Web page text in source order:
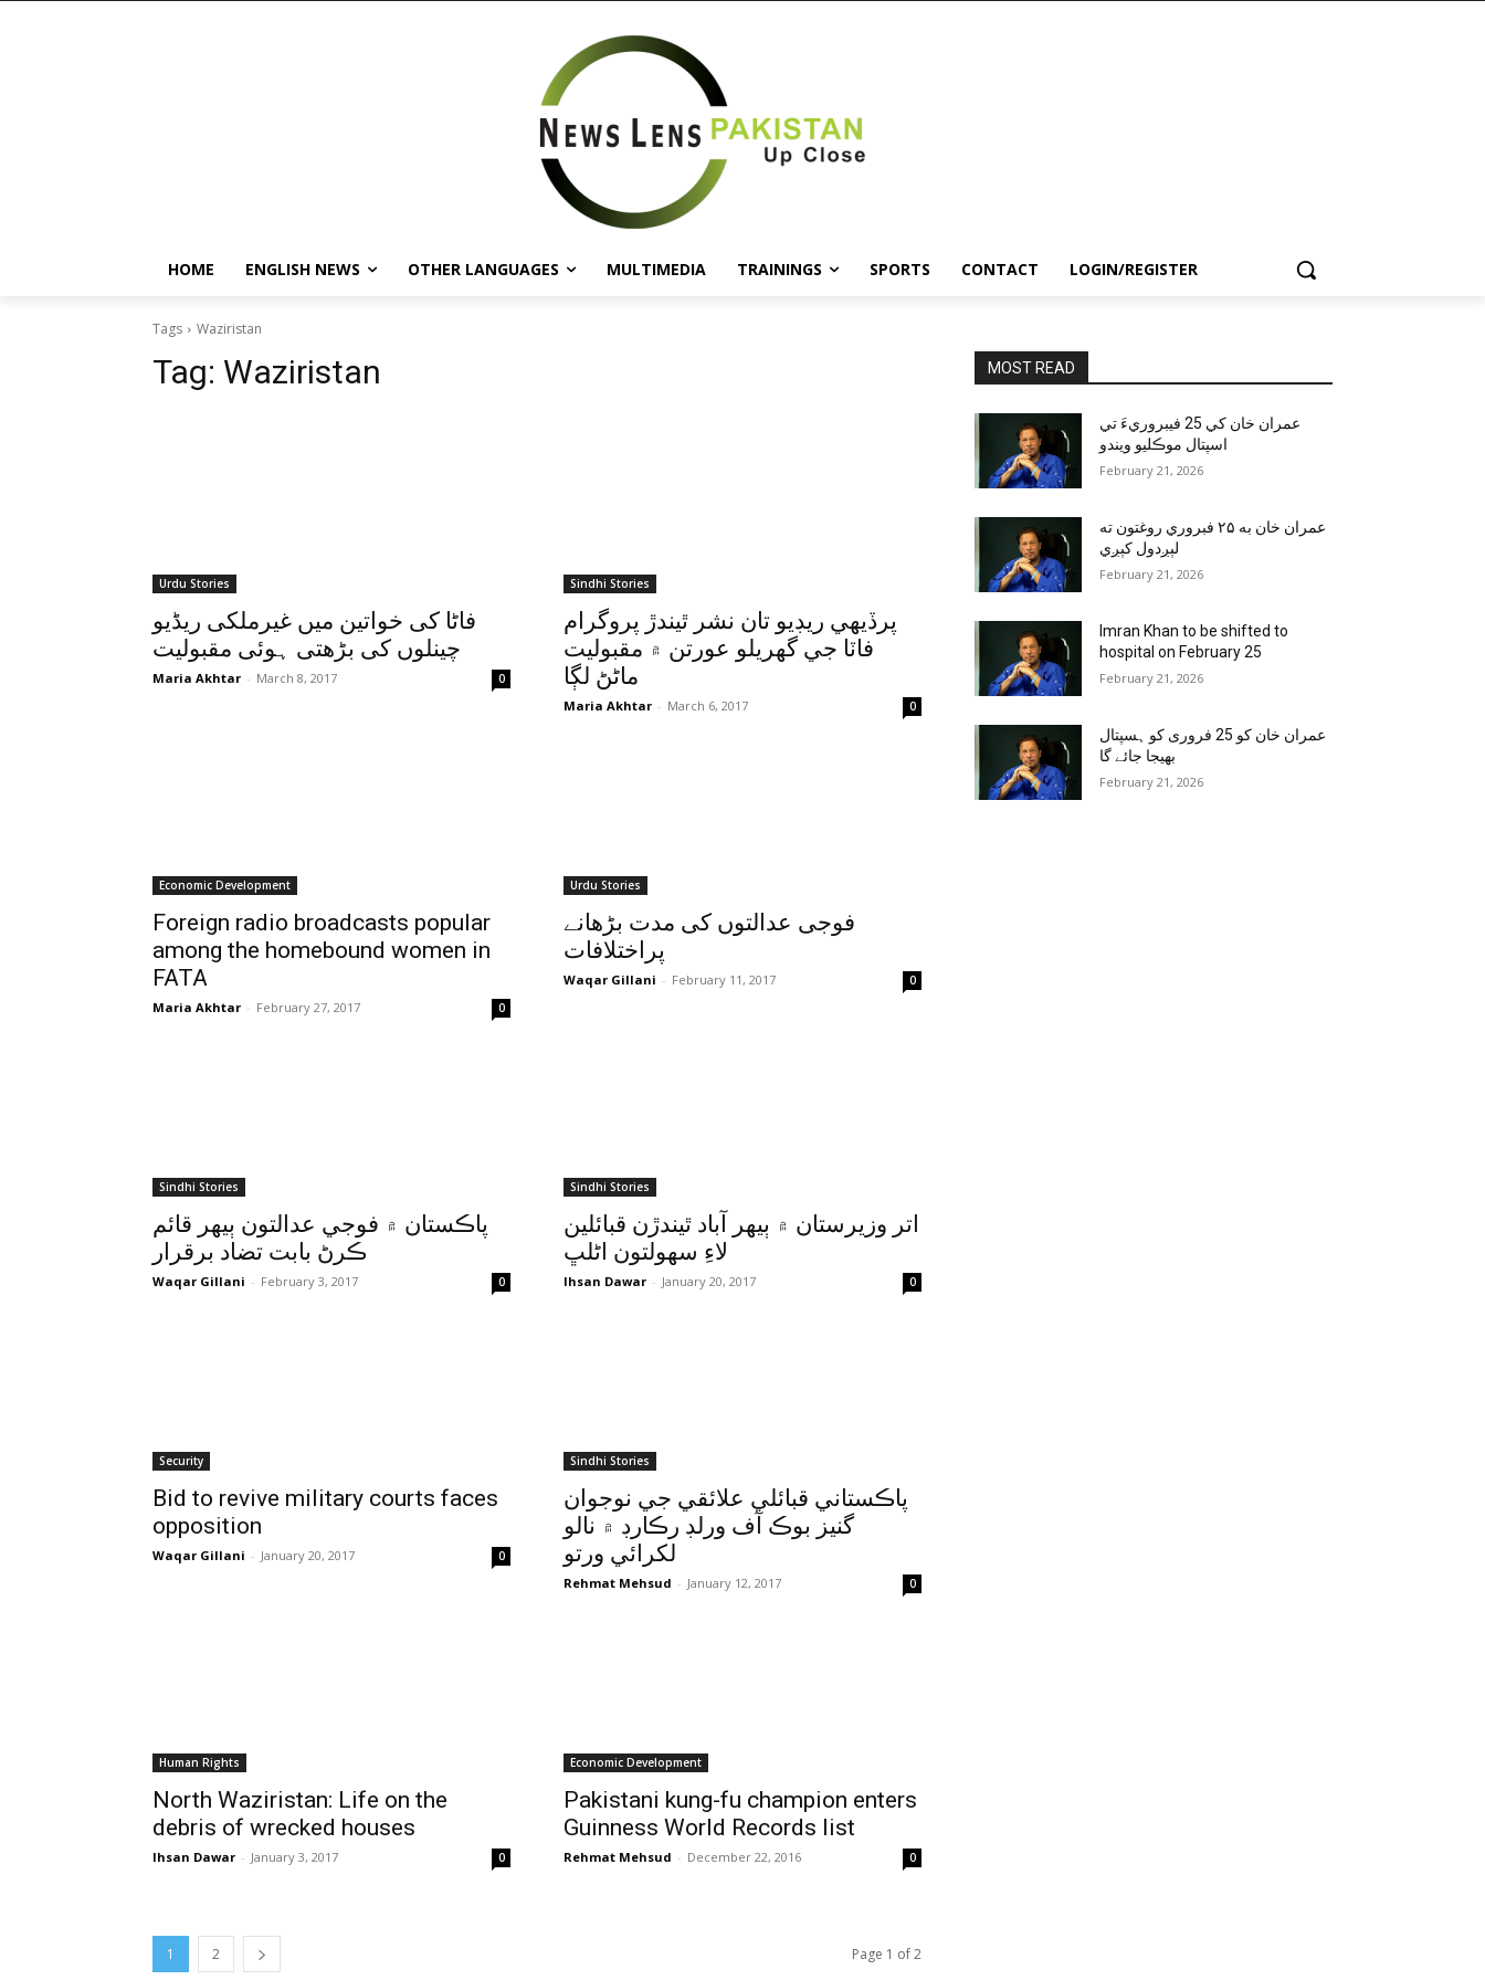
HOME ENGLISH NEWS OTHER LANGUAGES MULTIMEDIA TRAININGS SPORTS CONTACT LOGIN/REGISTER
Tags Waziristan
Tag: Waziristan
Urdu Stories
فاٹا کی خواتین میں غیرملکی ریڈیو
چینلوں کی بڑھتی ہوئی مقبولیت
Maria Akhtar - March 8, 2017 0
Sindhi Stories
پرڏيهي ريڊيو تان نشر ٿيندڙ پروگرام
فاٽا جي گھريلو عورتن ۾ مقبوليت
ماڻڻ لڳا
Maria Akhtar - March 6, 2017 0
Economic Development
Foreign radio broadcasts popular
among the homebound women in
FATA
Maria Akhtar - February 27, 2017 0
Urdu Stories
فوجی عدالتوں کی مدت بڑھانے
پراختلافات
Waqar Gillani - February 11, 2017 0
Sindhi Stories
پاڪستان ۾ فوجي عدالتون ٻيهر قائم
ڪرڻ بابت تضاد برقرار
Waqar Gillani - February 3, 2017 0
Sindhi Stories
اتر وزيرستان ۾ ٻيهر آباد ٿيندڙن قبائلين
لاءِ سهولتون اڻلڀ
Ihsan Dawar - January 20, 2017 0
Security
Bid to revive military courts faces
opposition
Waqar Gillani - January 20, 2017 0
Sindhi Stories
پاڪستاني قبائلي علائقي جي نوجوان
گنيز بوڪ آف ورلڊ رڪارڊ ۾ نالو
لکرائي ورتو
Rehmat Mehsud - January 12, 2017 0
Human Rights
North Waziristan: Life on the
debris of wrecked houses
Ihsan Dawar - January 3, 2017 0
Economic Development
Pakistani kung-fu champion enters
Guinness World Records list
Rehmat Mehsud - December 22, 2016 0
1 2 Page 1 of 2
MOST READ
عمران خان کي 25 فيبروريءَ تي
اسپتال موڪليو ويندو
February 21, 2026
عمران خان به ۲۵ فبروري روغتون ته
لېږدول کېږي
February 21, 2026
Imran Khan to be shifted to
hospital on February 25
February 21, 2026
عمران خان کو 25 فروری کو ہسپتال
بھیجا جائے گا
February 21, 2026